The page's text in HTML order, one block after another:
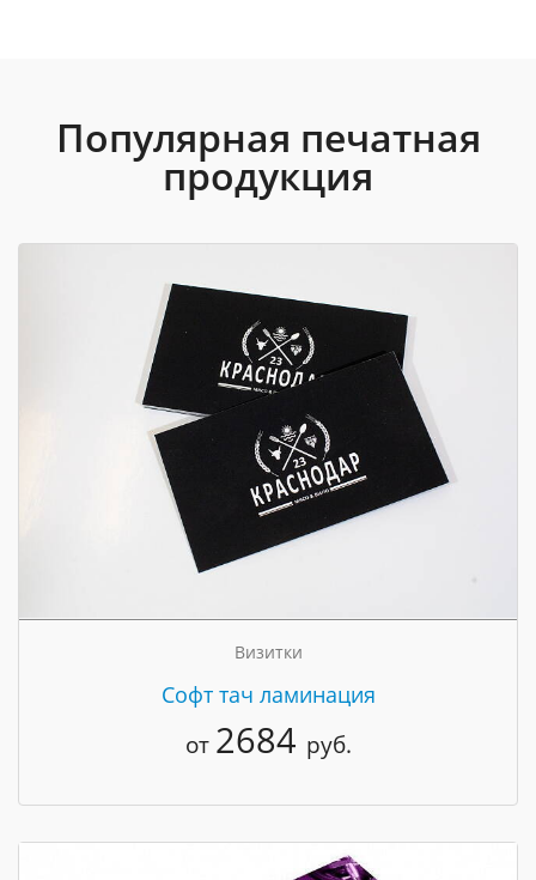
Популярная печатная
продукция
Визитки
Cофт тач ламинация
от 2684 руб.